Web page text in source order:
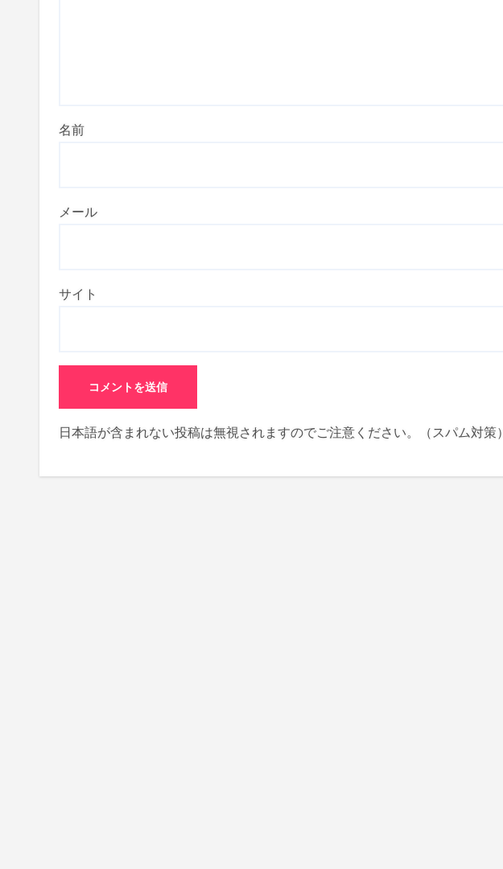
名前
メール
サイト
日本語が含まれない投稿は無視されますのでご注意ください。（スパム対策）